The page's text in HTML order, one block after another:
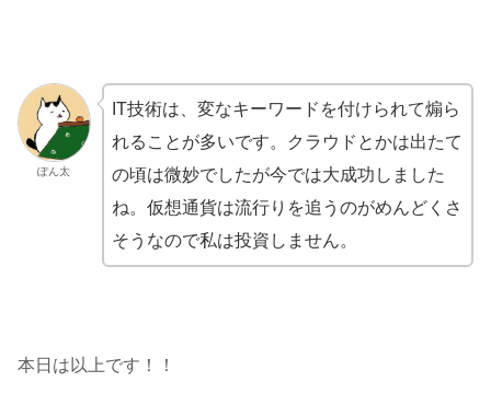
ぽん太
IT技術は、変なキーワードを付けられて煽ら
れることが多いです。クラウドとかは出たて
の頃は微妙でしたが今では大成功しました
ね。仮想通貨は流行りを追うのがめんどくさ
そうなので私は投資しません。
本日は以上です！！